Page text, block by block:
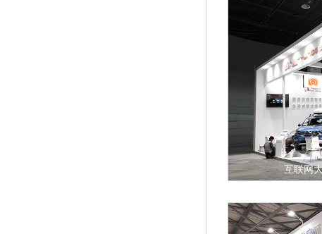
互联网